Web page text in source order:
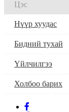
Цэс
Нүүр хуудас
Бидний тухай
Үйлчилгээ
Холбоо барих